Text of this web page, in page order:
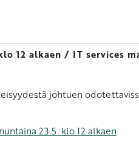
12 alkaen / IT services
johtuen
23.5. klo 12 alkaen